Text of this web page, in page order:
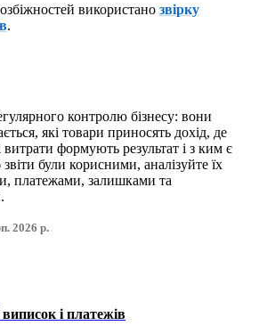
використано звірку
.
контролю бізнесу: вони
які товари приносять дохід, де
витрати формують результат і з ким є
були корисними, аналізуйте їх
платежами, залишками та
2026 р.
і платежів